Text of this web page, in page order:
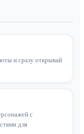
и сразу открывай
с
для